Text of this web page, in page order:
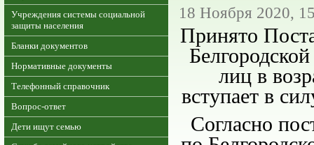
Учреждения системы социальной
защиты населения
Бланки документов
Нормативные документы
Телефонный справочник
Вопрос-ответ
Дети ищут семью
18 Ноября 2020,
Принято
лиц в
вступает в
Согласно